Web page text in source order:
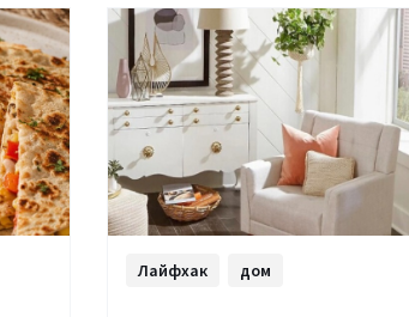
Лайфхак дом